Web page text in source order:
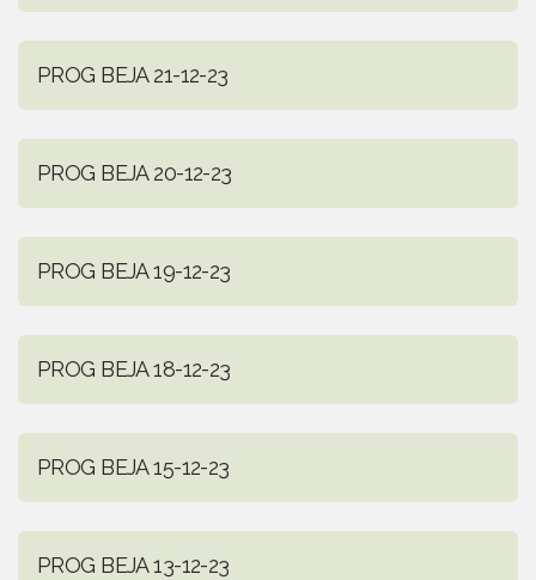
PROG BEJA 21-12-23
PROG BEJA 20-12-23
PROG BEJA 19-12-23
PROG BEJA 18-12-23
PROG BEJA 15-12-23
PROG BEJA 13-12-23